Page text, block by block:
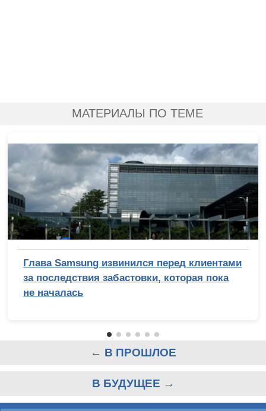
МАТЕРИАЛЫ ПО ТЕМЕ
Глава Samsung извинился перед клиентами
за последствия забастовки, которая пока
не началась
← В ПРОШЛОЕ
В БУДУЩЕЕ →